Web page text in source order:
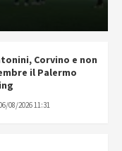
Corvino e non
il Palermo
08/2026 11:31